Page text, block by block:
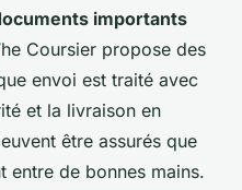
importants
Coursier propose des
envoi est traité avec
et la livraison en
être assurés que
entre de bonnes mains.